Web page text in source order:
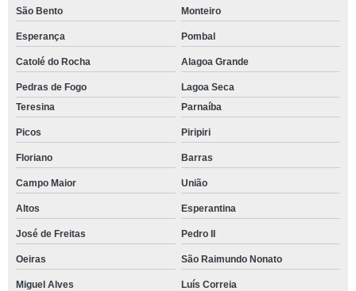
São Bento Monteiro
Esperança Pombal
Catolé do Rocha Alagoa Grande
Pedras de Fogo
Lagoa Seca
Teresina
Parnaíba
Picos Piripiri
Floriano Barras
Campo Maior União
Altos Esperantina
José de Freitas Pedro II
Oeiras São Raimundo Nonato
Miguel Alves Luís Correia